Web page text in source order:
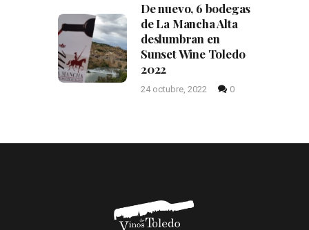
De nuevo, 6 bodegas
de La Mancha Alta
deslumbran en
Sunset Wine Toledo
2022
24 octubre, 2022 0